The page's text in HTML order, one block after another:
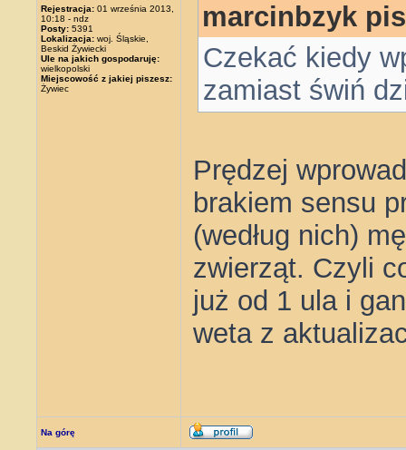
Rejestracja: 01 września 2013,
10:18 - ndz
Posty: 5391
Lokalizacja: woj. Śląskie,
Beskid Żywiecki
Ule na jakich gospodaruję:
wielkopolski
Miejscowość z jakiej piszesz:
Żywiec
marcinbzyk
Czekać kiedy
zamiast świń
Prędzej
brakiem sensu
(według nich)
zwierząt. Czyli
już od 1 ula i
weta z
Na górę